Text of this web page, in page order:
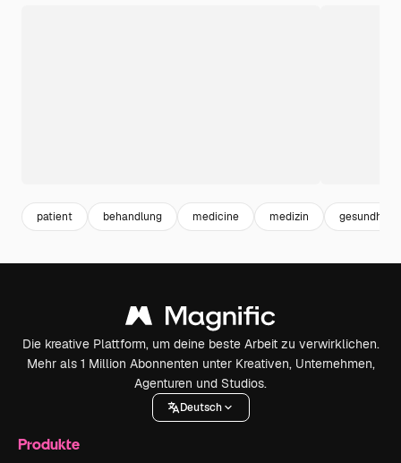
patient behandlung medicine medizin gesundheit
Die kreative Plattform, um deine beste Arbeit zu verwirklichen.
Mehr als 1 Million Abonnenten unter Kreativen, Unternehmen,
Agenturen und Studios.
Deutsch
Produkte